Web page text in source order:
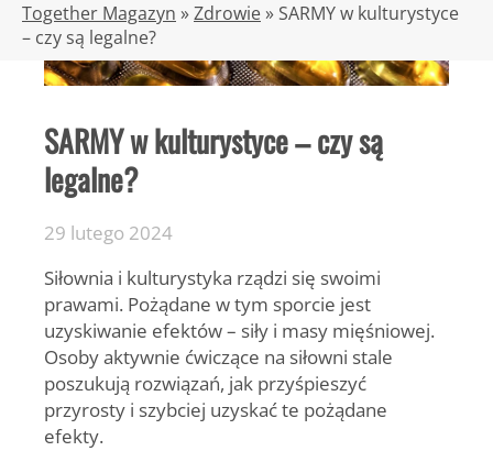
Together Magazyn »Zdrowie» SARMY w kulturystyce
– czy są legalne?
SARMY w kulturystyce – czy są
legalne?
29 lutego 2024
Siłownia i kulturystyka rządzi się swoimi
prawami. Pożądane w tym sporcie jest
uzyskiwanie efektów – siły i masy mięśniowej.
Osoby aktywnie ćwiczące na siłowni stale
poszukują rozwiązań, jak przyśpieszyć
przyrosty i szybciej uzyskać te pożądane
efekty.